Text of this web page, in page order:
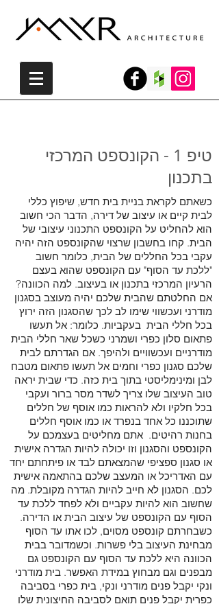
טיפ 1 - הקונספט המרכזי
בתכנון
כשאתם לקראת בניית בית חדש, שיפוץ כללי
לבית קיים או עיצוב של דירה, הדבר הכי חשוב
הוא להחליט על הקונספט התכנוני עיצובי של
הבית. קחו בחשבון שרצוי שהקונספט הזה יהיה
עקבי בכל החללים של הבית, כלומר חשוב
"ללכת עד הסוף" עם הקונספט שהוא בעצם
הרעיון המרכזי בתכנון או בעיצוב. למה הכוונה?
אם החלטתם שהבית שלכם יהיה מעוצב בסגנון
מודרני ועכשווי שימו לב לכך שהסגנון הזה ירוץ
בכל חללי הבית בעקביות. כלומר: אל תעשו
פתאום סלון כפרי ושמרני כשכל שאר חללי הבית
מודרניים ועכשוויים ולהיפך. אם הגדרתם לבית
שלכם סגנון כפרי וחמים אל תעשו פתאום מטבח
לבן ומינימליסטי בתוך בית כזה. כדי שבית יראה
טוב העיצוב שלו צריך לשדר מסר ברור ועקבי
בכל חלקיו ולא להראות כמו אוסף של חללים
שתוכננו כל אחד בנפרד או כמו אוסף חללים
בחנות רהיטים. אתם מחליטים בעצמכם על
הקונספט והסגנון וזו יכולה להיות הגדרה אישית
או סגנון ספציפי שהמצאתם לבד או פיתחתם יחד
עם האדריכל או המעצב שלכם בהתאמה אישית
לכם. הסגנון לא חייב להיות הגדרה מקובלת. מה
שחשוב הוא להיות עקביים ולא לפחד ללכת עד
הסוף עם הקונספט של עיצוב הבית או הדירה.
כשבחרתם קונספט מסוים, לכו אתו עד הסוף
מבחינת העיצוב בלי פשרות. וכשמדובר בבית
הכוונה היא ללכת עד הסוף עם הקונספט גם
מבפנים וגם מבחוץ במידת האפשר. בית מודרני
ונקי יקבל פנים מודרני ונקי, בית כפרי בסביבה
כפרית יקבל פנים תואם לסביבה החיצונית שלו